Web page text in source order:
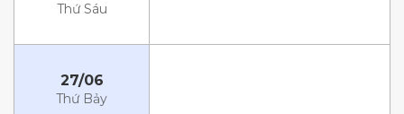
Thứ Sáu
27/06
Thứ Bảy